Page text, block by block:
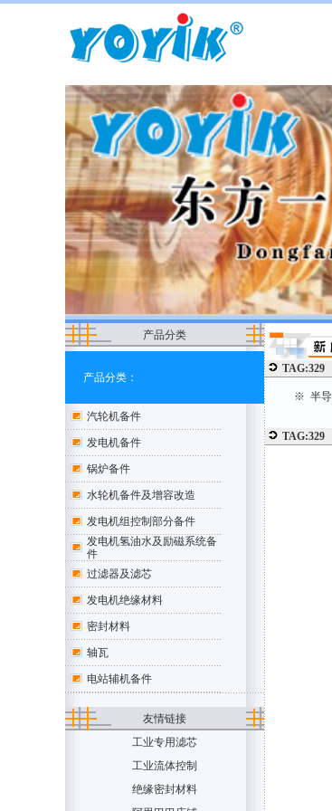
产品分类
产品分类：
汽轮机备件
发电机备件
锅炉备件
水轮机备件及增容改造
发电机组控制部分备件
发电机氢油水及励磁系统备
件
过滤器及滤芯
发电机绝缘材料
密封材料
轴瓦
电站辅机备件
友情链接
工业专用滤芯
工业流体控制
绝缘密封材料
TAG:329
※ 半导
TAG:329